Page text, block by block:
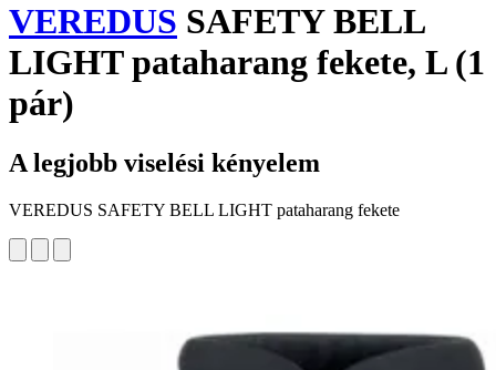
VEREDUS SAFETY BELL
LIGHT pataharang fekete, L (1
pár)
A legjobb viselési kényelem
VEREDUS SAFETY BELL LIGHT pataharang fekete